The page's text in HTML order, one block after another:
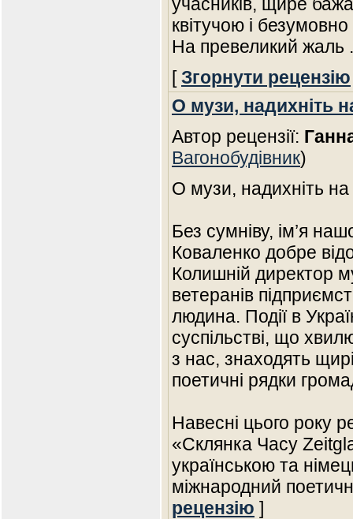
квітучою і
На превеликий жаль
[Згорнути рецензію
О музи, надихніть
Автор рецензії:
Вагонобудівник)
О музи, надихніть
Без сумніву, ім’я
Коваленко добре
Колишній директор
ветеранів
людина. Події в
суспільстві, що
з нас, знаходять
поетичні рядки
Навесні цього року
«Склянка Часу
українською та
міжнародний
рецензію ]